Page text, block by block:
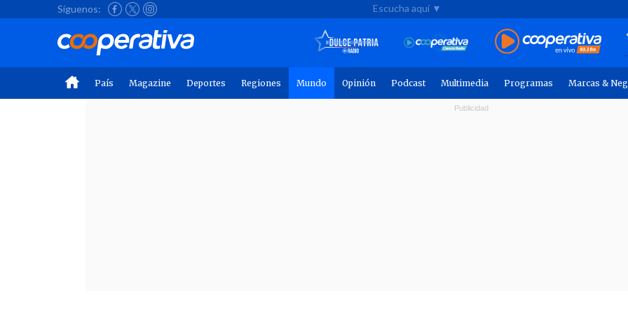
Síguenos: Escucha aquí ▼
País Magazine Deportes Regiones Mundo Opinión Podcast Multimedia Programas Marcas &